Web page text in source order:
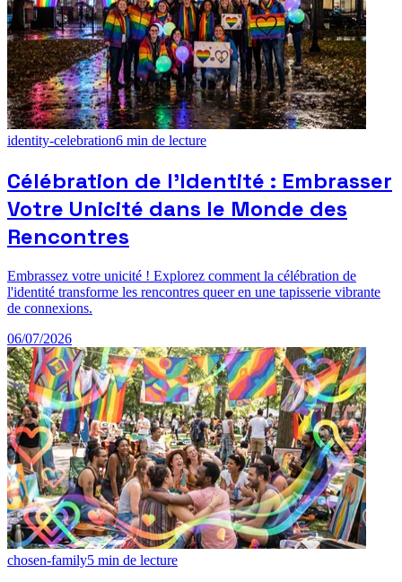
identity-celebration6 min de lecture
Célébration de l'Identité : Embrasser
Votre Unicité dans le Monde des
Rencontres
Embrassez votre unicité ! Explorez comment la célébration de
l'identité transforme les rencontres queer en une tapisserie vibrante
de connexions.
06/07/2026
chosen-family5 min de lecture